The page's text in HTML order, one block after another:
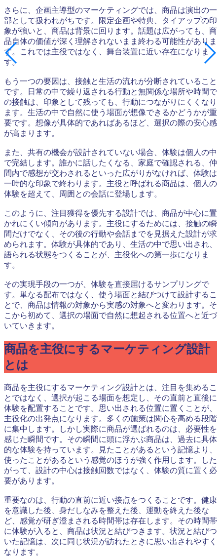
さらに、企画主導型のマーケティングでは、商品は演出の一
部として扱われがちです。限定企画や特典、タイアップの印
象が強いと、商品は背景に回ります。話題は広がっても、商
品自体の価値が深く理解されないまま終わる可能性がありま
す。これでは主役ではなく、舞台装置に近い存在になりま
す。
もう一つの要因は、接触と生活の流れが分断されていること
です。日常の中で繰り返される行動と無関係な場所や時間で
の接触は、印象として残っても、行動につながりにくくなり
ます。生活の中で自然に使う場面が想像できるかどうかが重
要です。想像が具体的であればあるほど、選択の際の安心感
が高まります。
また、共有の機会が設計されていない場合、体験は個人の中
で完結します。誰かに話したくなる、家庭で確認される、仲
間内で感想が交わされるといった広がりがなければ、体験は
一時的な印象で終わります。主役と呼ばれる商品は、個人の
体験を超えて、周囲との会話に登場します。
このように、注目獲得を優先する設計では、商品が中心に置
かれにくい傾向があります。主役にするためには、接触の瞬
間だけでなく、その後の行動や会話までを見据えた設計が求
められます。体験が具体的であり、生活の中で思い出され、
語られる状態をつくることが、主役化への第一歩になりま
す。
その実現手段の一つが、体験を直接届けるサンプリングで
す。単なる配布ではなく、使う場面と結びつけて設計するこ
とで、商品は情報の対象から実感の対象へと変わります。そ
こから初めて、選択の場面で自然に想起される位置へと近づ
いていきます。
商品を主役にするマーケティング設計
とは
商品を主役にするマーケティング設計とは、注目を集めるこ
とではなく、選択が起こる場面を想定し、その直前と直後に
体験を配置することです。思い出される位置に置くことが、
主役化の出発点になります。多くの施策は関心を高める段階
に集中します。しかし実際に商品が選ばれるのは、必要性を
感じた瞬間です。その瞬間に頭に浮かぶ商品は、過去に具体
的な体験を持っています。見たことがあるという記憶より、
使ったことがあるという感覚のほうが強く作用します。した
がって、設計の中心は接触回数ではなく、体験の質に置く必
要があります。
重要なのは、行動の直前に近い接点をつくることです。健康
を意識した後、身だしなみを整えた後、運動を終えた後な
ど、感覚が研ぎ澄まされる時間帯は存在します。その時間帯
に体験が入ると、商品は状況と結びつきます。状況と結びつ
いた記憶は、次に同じ状況が訪れたときに思い出されやすく
なります。